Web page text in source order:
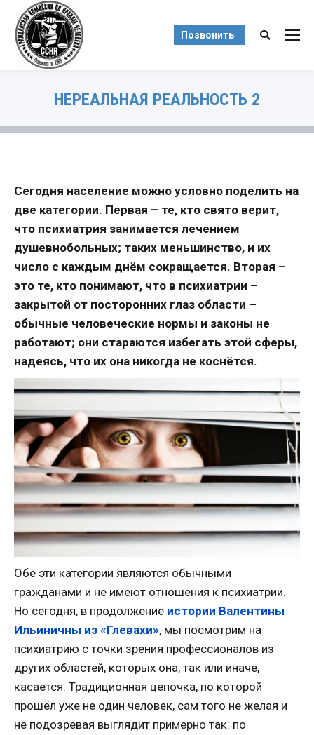
Позвонить Поиск:
НЕРЕАЛЬНАЯ РЕАЛЬНОСТЬ 2
Сегодня население можно условно поделить на
две категории. Первая – те, кто свято верит,
что психиатрия занимается лечением
душевнобольных; таких меньшинство, и их
число с каждым днём сокращается. Вторая –
это те, кто понимают, что в психиатрии –
закрытой от посторонних глаз области –
обычные человеческие нормы и законы не
работают; они стараются избегать этой сферы,
надеясь, что их она никогда не коснётся.
Обе эти категории являются обычными
гражданами и не имеют отношения к психиатрии.
Но сегодня, в продолжение истории Валентины
Ильиничны из «Глевахи», мы посмотрим на
психиатрию с точки зрения профессионалов из
других областей, которых она, так или иначе,
касается. Традиционная цепочка, по которой
прошёл уже не один человек, сам того не желая и
не подозревая выглядит примерно так: по